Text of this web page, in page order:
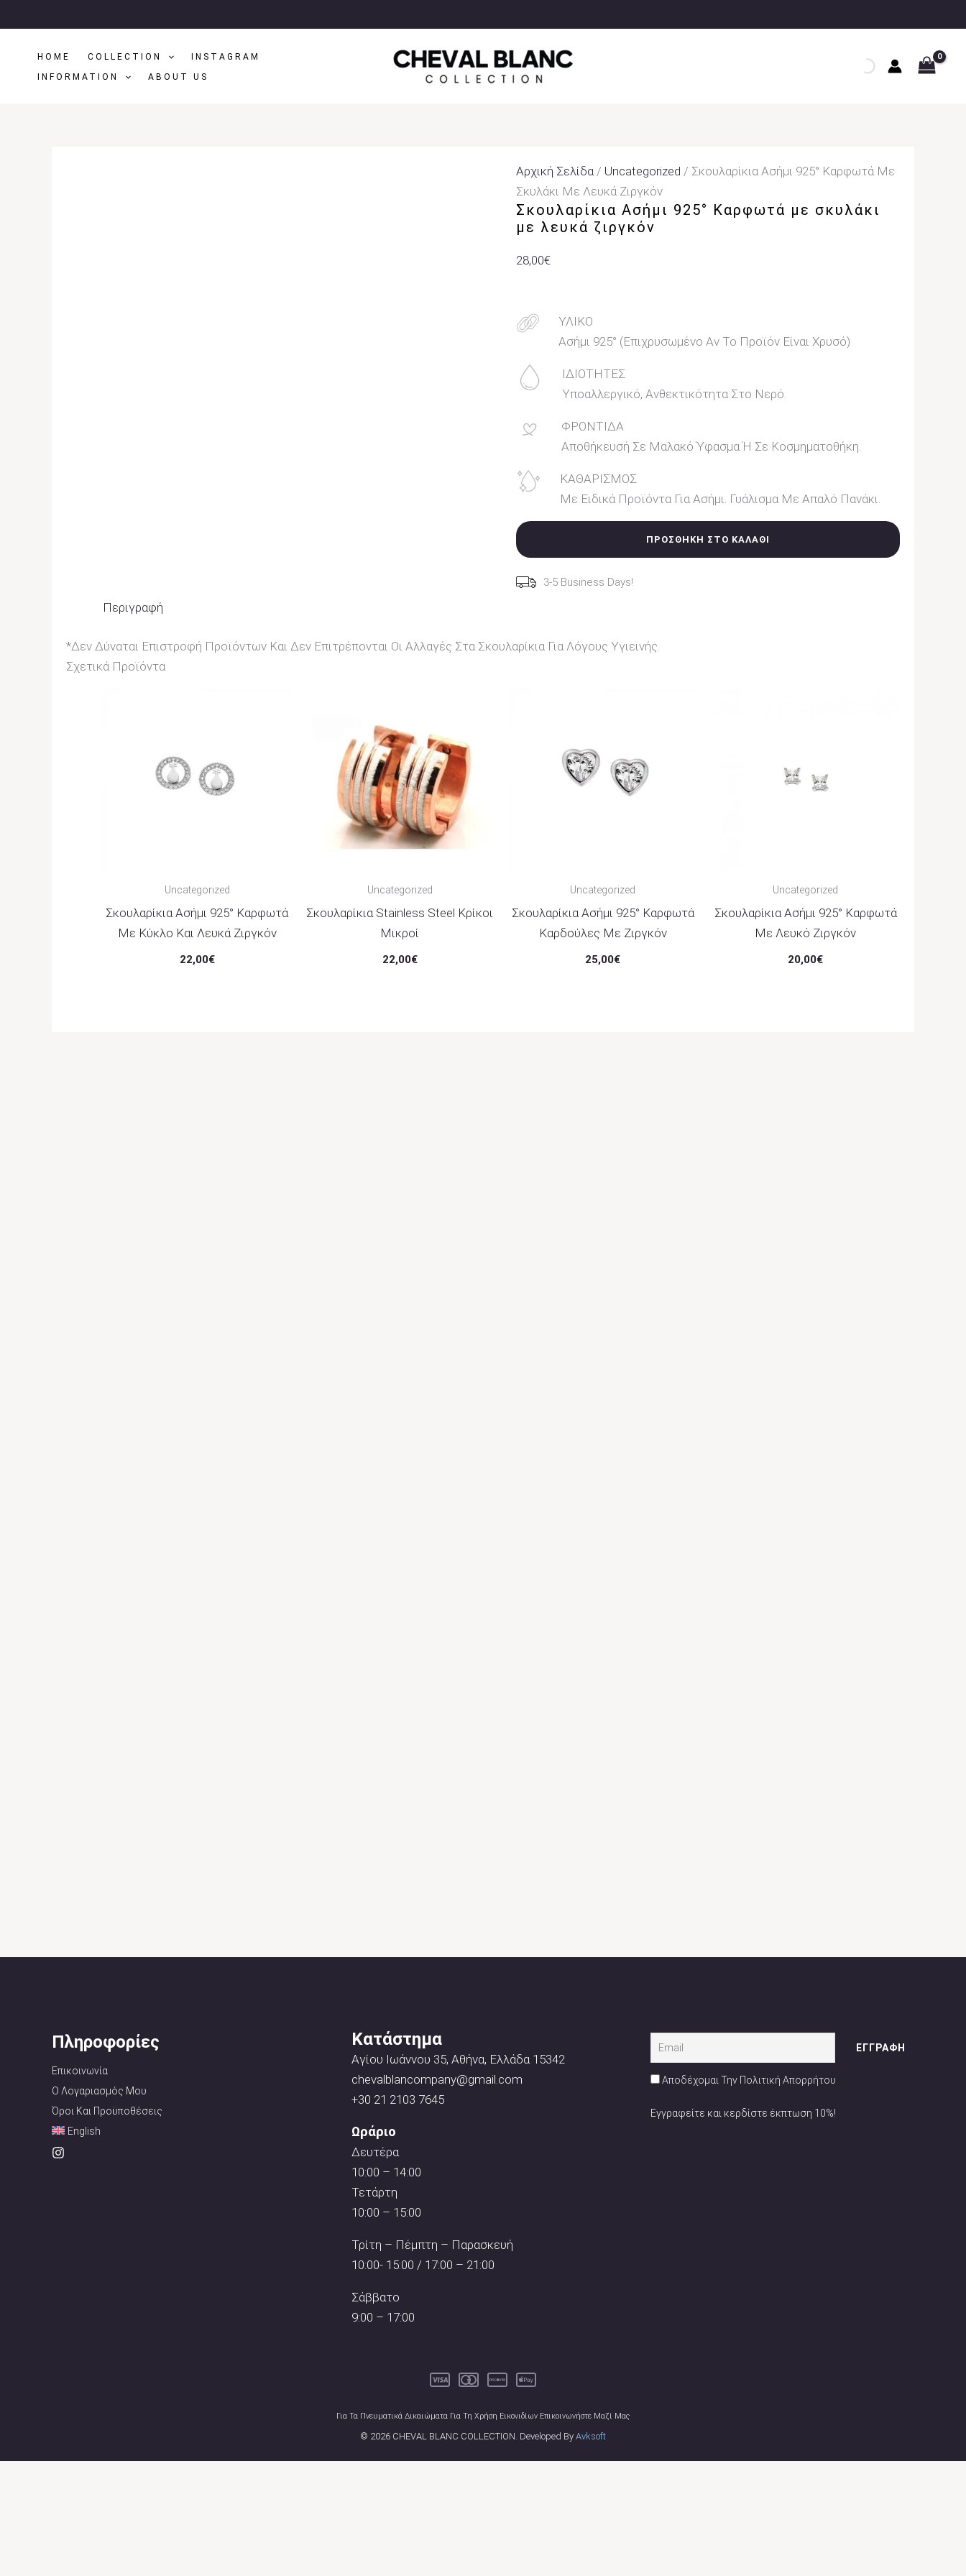
Στο
Περιεχόμενο
HOME COLLECTION
INSTAGRAM
INFORMATION
ABOUT US
Αρχική Σελίδα/ Uncategorized / Σκουλαρίκια Ασήμι 925° Καρφωτά Με
Σκυλάκι Με Λευκά Ζιργκόν
Σκουλαρίκια Ασήμι 925° Καρφωτά με σκυλάκι
με λευκά ζιργκόν
28,00€
ΥΛΙΚΟ
Ασήμι 925° (Επιχρυσωμένο Αν Το Προϊόν Είναι Χρυσό)
ΙΔΙΟΤΗΤΕΣ
Υποαλλεργικό, Ανθεκτικότητα Στο Νερό.
ΦΡΟΝΤΙΔΑ
Αποθήκευσή Σε Μαλακό Ύφασμα Ή Σε Κοσμηματοθήκη.
ΚΑΘΑΡΙΣΜΟΣ
Με Ειδικά Προϊόντα Για Ασήμι. Γυάλισμα Με Απαλό Πανάκι.
Ασήμι
925°
Καρφωτά
Ζιργκόν
Ποσότητα
ΠΡΟΣΘΉΚΗ ΣΤΟ ΚΑΛΆΘΙ
3-5 Business Days!
Περιγραφή
*Δεν Δύναται Επιστροφή Προϊόντων Και Δεν Επιτρέπονται Οι Αλλαγές Στα Σκουλαρίκια Για Λόγους Υγιεινής.
Σχετικά Προϊόντα
Uncategorized
Σκουλαρίκια Ασήμι 925° Καρφωτά
Με Κύκλο Και Λευκά Ζιργκόν
22,00€
Uncategorized
Σκουλαρίκια Stainless Steel Κρίκοι
Μικροί
22,00€
Uncategorized
Σκουλαρίκια Ασήμι 925° Καρφωτά
Καρδούλες Με Ζιργκόν
25,00€
Uncategorized
Σκουλαρίκια Ασήμι 925° Καρφωτά
Με Λευκό Ζιργκόν
20,00€
Πληροφορίες
Επικοινωνία
Ο Λογαριασμός Μου
Όροι Και Προϋποθέσεις
English
Κατάστημα
Αγίου Ιωάννου 35, Αθήνα, Ελλάδα 15342
chevalblancompany@gmail.com
+30 21 2103 7645
Ωράριο
Δευτέρα
10:00 – 14:00
Τετάρτη
10:00 – 15:00
Τρίτη – Πέμπτη – Παρασκευή
10:00- 15:00 / 17:00 – 21:00
Σάββατο
9:00 – 17:00
Αποδέχομαι Την Πολιτική Απορρήτου
Εγγραφείτε και κερδίστε έκπτωση 10%!
Για Τα Πνευματικά Δικαιώματα Για Τη Χρήση Εικονιδίων Επικοινωνήστε Μαζί Μας
© 2026 CHEVAL BLANC COLLECTION. Developed By Avksoft